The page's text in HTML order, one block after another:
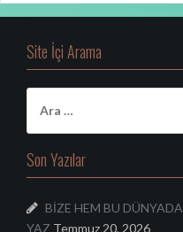
Site İçi Arama
a
m
a
Son Yazılar
BİZE HEM BU
YAZ Temmuz 20, 2026